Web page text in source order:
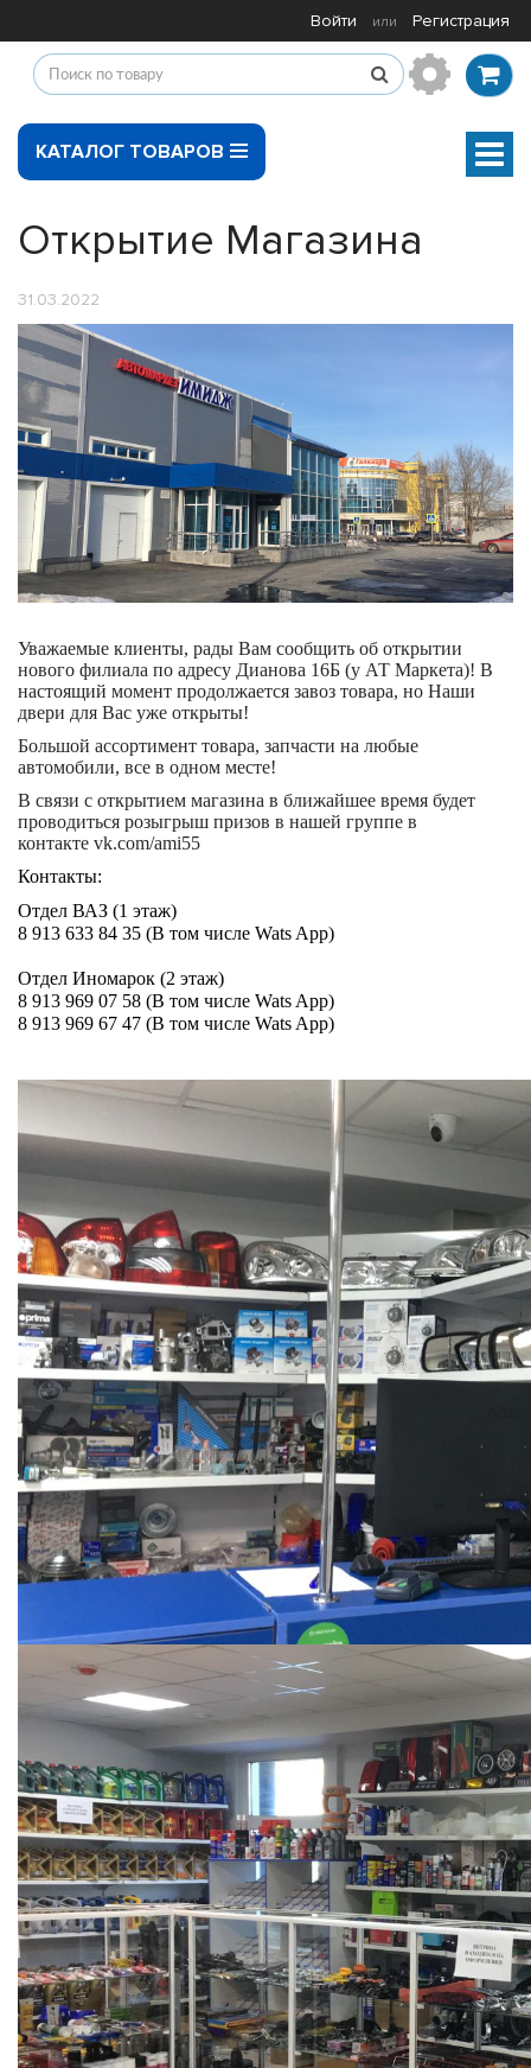
Войти или Регистрация
КАТАЛОГ ТОВАРОВ
Открытие Магазина
31.03.2022
Уважаемые клиенты, рады Вам сообщить об открытии
нового филиала по адресу Дианова 16Б (у АТ Маркета)! В
настоящий момент продолжается завоз товара, но Наши
двери для Вас уже открыты!
Большой ассортимент товара, запчасти на любые
автомобили, все в одном месте!
В связи с открытием магазина в ближайшее время будет
проводиться розыгрыш призов в нашей группе в
контакте vk.com/ami55
Контакты:
Отдел ВАЗ (1 этаж)
8 913 633 84 35 (В том числе Wats App)
Отдел Иномарок (2 этаж)
8 913 969 07 58 (В том числе Wats App)
8 913 969 67 47 (В том числе Wats App)